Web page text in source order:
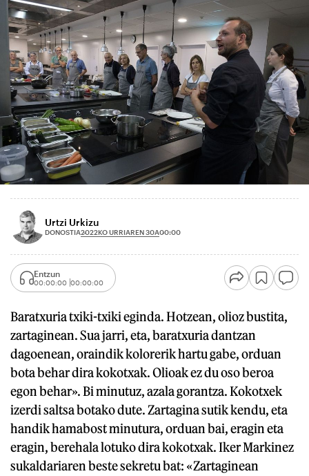
Urtzi Urkizu
DONOSTIA2022KO URRIAREN 30A00:00
Entzun
00:00:00 00:00:00
Baratxuria txiki-txiki eginda. Hotzean, olioz bustita,
zartaginean. Sua jarri, eta, baratxuria dantzan
dagoenean, oraindik kolorerik hartu gabe, orduan
bota behar dira kokotxak. Olioak ez du oso beroa
egon behar». Bi minutuz, azala gorantza. Kokotxek
izerdi saltsa botako dute. Zartagina sutik kendu, eta
handik hamabost minutura, orduan bai, eragin eta
eragin, berehala lotuko dira kokotxak. Iker Markinez
sukaldariaren beste sekretu bat: «Zartaginean